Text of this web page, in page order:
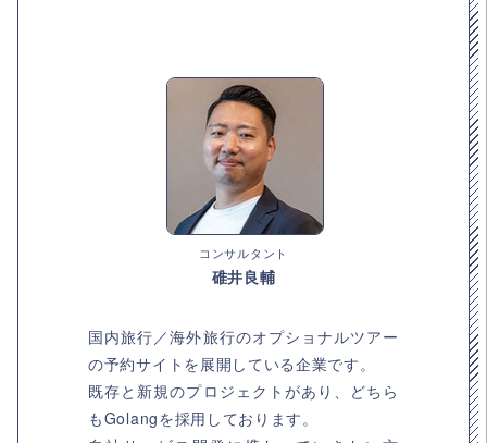
コンサルタント
碓井良輔
国内旅行／海外旅行のオプショナルツアー
の予約サイトを展開している企業です。
既存と新規のプロジェクトがあり、どちら
もGolangを採用しております。